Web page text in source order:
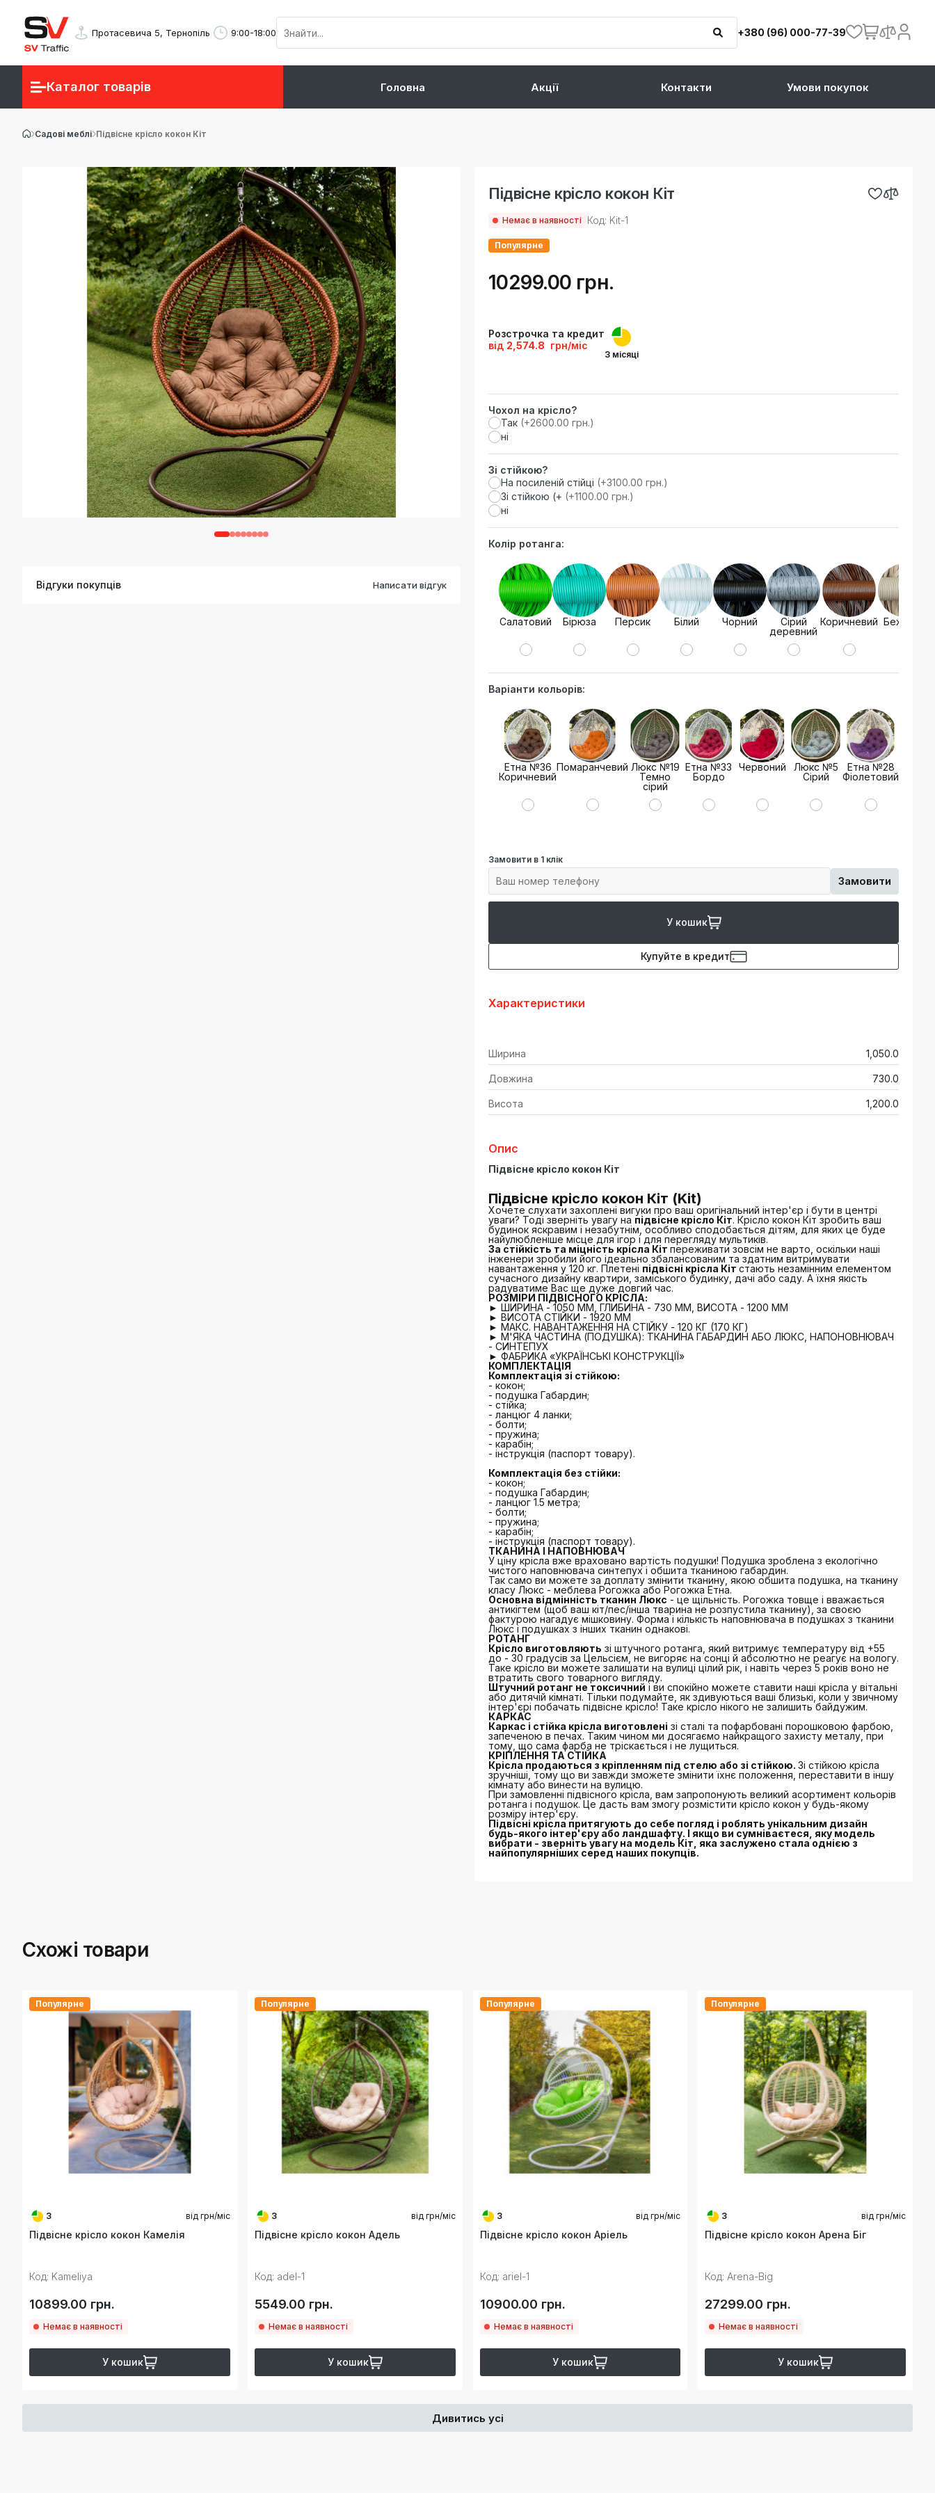
Протасевича 5, Тернопіль 9:00-18:00 +380 (96) 000-77-39
Каталог товарів Головна Акції Контакти Умови покупок
Садові меблі Підвісне крісло кокон Кіт
Відгуки покупців Написати відгук
Підвісне крісло кокон Кіт
Немає в наявності Код: Kit-1
Популярне
10299.00 грн.
Розстрочка та кредит
від 2,574.8 грн/міс
3 місяці
Чохол на крісло?
Так (+2600.00 грн.)
ні
Зі стійкою?
На посиленій стійці (+3100.00 грн.)
Зі стійкою (+ (+1100.00 грн.)
ні
Колір ротанга:
Салатовий Бірюза Персик Білий Чорний
Сірий
деревний
Коричневий Бежевий
Варіанти кольорів:
Етна №36
Коричневий
Помаранчевий Люкс №19
Темно
сірий
Етна №33
Бордо
Червоний
Люкс №5
Сірий
Етна №28
Фіолетовий
Замовити в 1 клік
Замовити
У кошик
Купуйте в кредит
Характеристики
Ширина 1,050.0
Довжина 730.0
Висота 1,200.0
Опис
Підвісне крісло кокон Кіт
Підвісне крісло кокон Кіт (Kit)
Хочете слухати захоплені вигуки про ваш оригінальний інтер'єр і бути в центрі
уваги? Тоді зверніть увагу на підвісне крісло Кіт. Крісло кокон Кіт зробить ваш
будинок яскравим і незабутнім, особливо сподобається дітям, для яких це буде
найулюбленіше місце для ігор і для перегляду мультиків.
За стійкість та міцність крісла Кіт переживати зовсім не варто, оскільки наші
інженери зробили його ідеально збалансованим та здатним витримувати
навантаження у 120 кг. Плетені підвісні крісла Кіт стають незамінним елементом
сучасного дизайну квартири, заміського будинку, дачі або саду. А їхня якість
радуватиме Вас ще дуже довгий час.
РОЗМІРИ ПІДВІСНОГО КРІСЛА:
► ШИРИНА - 1050 ММ, ГЛИБИНА - 730 ММ, ВИСОТА - 1200 ММ
► ВИСОТА СТІЙКИ - 1920 ММ
► МАКС. НАВАНТАЖЕННЯ НА СТІЙКУ - 120 КГ (170 КГ)
► М'ЯКА ЧАСТИНА (ПОДУШКА): ТКАНИНА ГАБАРДИН АБО ЛЮКС, НАПОНОВНЮВАЧ
- СИНТЕПУХ
► ФАБРИКА «УКРАЇНСЬКІ КОНСТРУКЦІЇ»
КОМПЛЕКТАЦІЯ
Комплектація зі стійкою:
- кокон;
- подушка Габардин;
- стійка;
- ланцюг 4 ланки;
- болти;
- пружина;
- карабін;
- інструкція (паспорт товару).
Комплектація без стійки:
- кокон;
- подушка Габардин;
- ланцюг 1.5 метра;
- болти;
- пружина;
- карабін;
- інструкція (паспорт товару).
ТКАНИНА І НАПОВНЮВАЧ
У ціну крісла вже враховано вартість подушки! Подушка зроблена з екологічно
чистого наповнювача синтепух і обшита тканиною габардин.
Так само ви можете за доплату змінити тканину, якою обшита подушка, на тканину
класу Люкс - меблева Рогожка або Рогожка Етна.
Основна відмінність тканин Люкс - це щільність. Рогожка товще і вважається
антикігтем (щоб ваш кіт/пес/інша тварина не розпустила тканину), за своєю
фактурою нагадує мішковину. Форма і кількість наповнювача в подушках з тканини
Люкс і подушках з інших тканин однакові.
РОТАНГ
Крісло виготовляють зі штучного ротанга, який витримує температуру від +55
до - 30 градусів за Цельсієм, не вигоряє на сонці й абсолютно не реагує на вологу.
Таке крісло ви можете залишати на вулиці цілий рік, і навіть через 5 років воно не
втратить свого товарного вигляду.
Штучний ротанг не токсичний і ви спокійно можете ставити наші крісла у вітальні
або дитячій кімнаті. Тільки подумайте, як здивуються ваші близькі, коли у звичному
інтер'єрі побачать підвісне крісло! Таке крісло нікого не залишить байдужим.
КАРКАС
Каркас і стійка крісла виготовлені зі сталі та пофарбовані порошковою фарбою,
запеченою в печах. Таким чином ми досягаємо найкращого захисту металу, при
тому, що сама фарба не тріскається і не лущиться.
КРІПЛЕННЯ ТА СТІЙКА
Крісла продаються з кріпленням під стелю або зі стійкою. Зі стійкою крісла
зручніші, тому що ви завжди зможете змінити їхнє положення, переставити в іншу
кімнату або винести на вулицю.
При замовленні підвісного крісла, вам запропонують великий асортимент кольорів
ротанга і подушок. Це дасть вам змогу розмістити крісло кокон у будь-якому
розміру інтер'єру.
Підвісні крісла притягують до себе погляд і роблять унікальним дизайн
будь-якого інтер'єру або ландшафту. І якщо ви сумніваєтеся, яку модель
вибрати - зверніть увагу на модель Кіт, яка заслужено стала однією з
найпопулярніших серед наших покупців.
Схожі товари
Популярне
3 від грн/міс
Підвісне крісло кокон Камелія
Код: Kameliya
10899.00 грн.
Немає в наявності
У кошик
Популярне
3 від грн/міс
Підвісне крісло кокон Адель
Код: adel-1
5549.00 грн.
Немає в наявності
У кошик
Популярне
3 відгрн/міс
Підвісне крісло кокон Аріель
Код: ariel-1
10900.00 грн.
Немає в наявності
У кошик
Популярне
3 від грн/міс
Підвісне крісло кокон Арена Біг
Код: Arena-Big
27299.00 грн.
Немає в наявності
У кошик
Дивитись усі